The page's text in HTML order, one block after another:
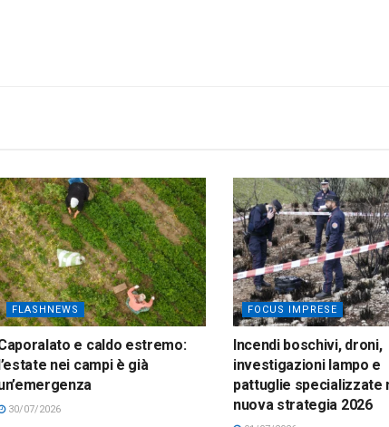
FLASHNEWS
e caldo estremo:
l’estate nei campi è già
30/07/2026
FOCUS IMPRESE
Incendi boschivi, droni,
investigazioni lampo e
pattuglie specializzate
nuova strategia 2026